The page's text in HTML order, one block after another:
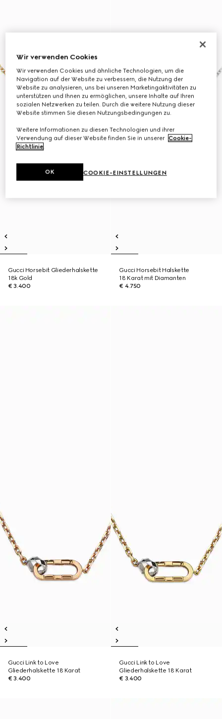
Gucci Horsebit Gliederhalskette
18k Gold
€ 3.400
Gucci Horsebit Halskette
18 Karat mit Diamanten
€ 4.750
Gucci Link to Love
Gliederhalskette 18 Karat
€ 3.400
Gucci Link to Love
Gliederhalskette 18 Karat
€ 3.400
Wir verwenden Cookies
Wir verwenden Cookies und ähnliche Technologien, um die
Navigation auf der Website zu verbessern, die Nutzung der
Website zu analysieren, uns bei unseren Marketingaktivitäten zu
unterstützen und Ihnen zu ermöglichen, unsere Inhalte auf Ihren
sozialen Netzwerken zu teilen. Durch die weitere Nutzung dieser
Website stimmen Sie diesen Nutzungsbedingungen zu.
Weitere Informationen zu diesen Technologien und ihrer
Verwendung auf dieser Website finden Sie in unserer Cookie-
Richtlinie.
COOKIE-EINSTELLUNGEN
OK